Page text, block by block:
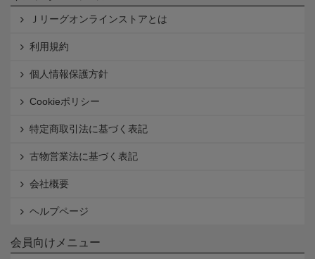
Ｊリーグオンラインストアとは
利用規約
個人情報保護方針
Cookieポリシー
特定商取引法に基づく表記
古物営業法に基づく表記
会社概要
ヘルプページ
会員向けメニュー